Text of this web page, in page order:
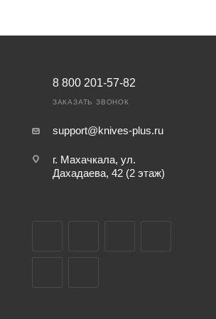
8 800 201-57-82
ЗАКАЗАТЬ ЗВОНОК
support@knives-plus.ru
г. Махачкала, ул.
Дахадаева, 42 (2 этаж)